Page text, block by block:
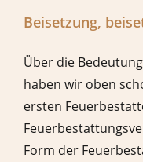
Beisetzung,
Über die
haben wir oben
ersten
Form der